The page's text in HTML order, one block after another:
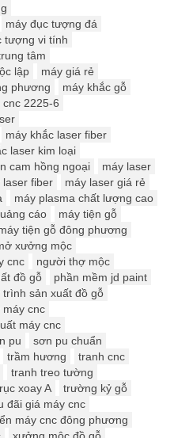
máy đục tượng đá
tượng vi tính
tâm
lập
máy giá rẻ
phương
máy khắc gỗ
cnc 2225-6
máy khắc laser fiber
laser kim loại
cam hồng ngoại
máy laser
laser fiber
máy laser giá rẻ
máy plasma chất lượng cao
cáo
máy tiện gỗ
tiện gỗ đông phương
xưởng mộc
cnc
người thợ mộc
đồ gỗ
phần mềm jd paint
trình sản xuất đồ gỗ
máy cnc
máy cnc
pu
sơn pu chuẩn
trầm hương
tranh cnc
tranh treo tường
xoay A
trường kỷ gỗ
đãi giá máy cnc
máy cnc đông phương